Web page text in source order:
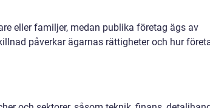
eller familjer, medan publika företag ägs av
påverkar ägarnas rättigheter och hur